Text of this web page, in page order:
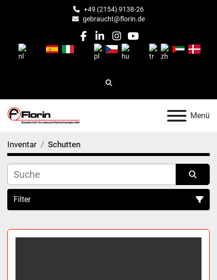
+49 (2154) 9138-26
gebraucht@florin.de
facebook
linkedin
instagram
youtube
Suche
Menü
Inventar Schutten
Filter
Sortieren nach